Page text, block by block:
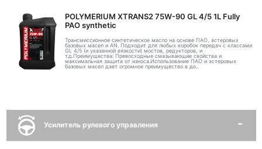
POLYMERIUM XTRANS2 75W-90 GL 4/5 1L Fully
PAO synthetic
Трансмиссионное синтетическое масло на основе ПАО, эстеровых
базовых масел и AN. Подходит для любых коробок передач с классами
GL 4/5 (и указанной вязкости) мостов, редукторов, и
т.д.Преимущества: Превосходные смазывающие свойства и
максимальная защита от износа.Использование ПАО и эстеровых
базовых масел дает огромное преимущество в до..
Усилитель рулевого управления